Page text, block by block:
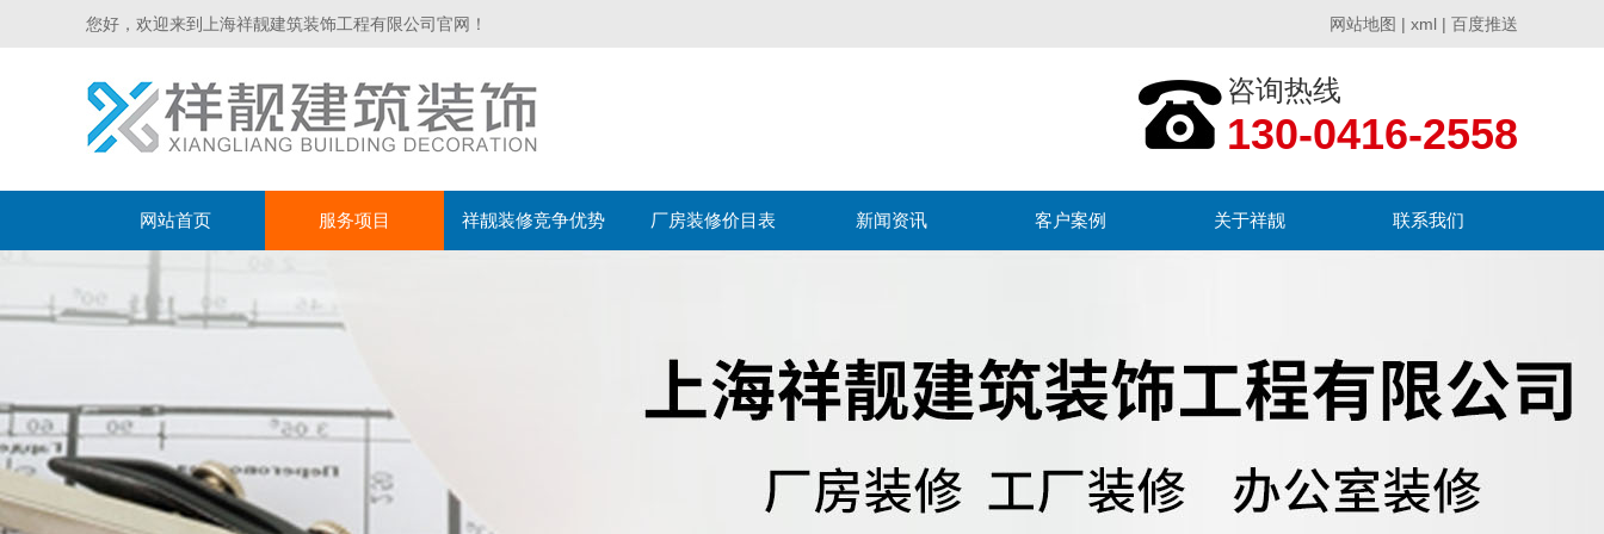
您好，欢迎来到上海祥靓建筑装饰工程有限公司官网！ 网站地图 | xml | 百度推送
咨询热线
130-0416-2558
网站首页 服务项目 祥靓装修竞争优势 厂房装修价目表 新闻资讯 客户案例 关于祥靓 联系我们